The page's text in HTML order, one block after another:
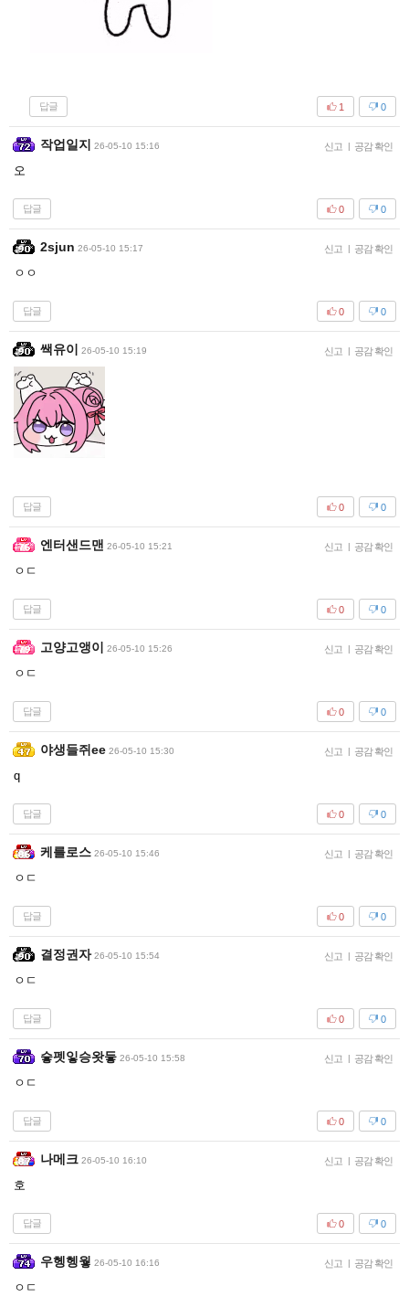
답글 0
1
작업일지 26-05-10 15:16 신고 | 공감 확인
오
답글 0
0
2sjun 26-05-10 15:17 신고 | 공감 확인
ㅇㅇ
답글 0
0
쌕유이 26-05-10 15:19 신고 | 공감 확인
답글 0
0
엔터샌드맨 26-05-10 15:21 신고 | 공감 확인
ㅇㄷ
답글 0
0
고양고앵이 26-05-10 15:26 신고 | 공감 확인
ㅇㄷ
답글 0
0
야생들쥐ee 26-05-10 15:30 신고 | 공감 확인
q
답글 0
0
케를로스 26-05-10 15:46 신고 | 공감 확인
ㅇㄷ
답글 0
0
결정권자 26-05-10 15:54 신고 | 공감 확인
ㅇㄷ
답글 0
0
슿펫잏승왓듷 26-05-10 15:58 신고 | 공감 확인
ㅇㄷ
답글 0
0
나메크 26-05-10 16:10 신고 | 공감 확인
호
답글 0
0
우헹헹웧 26-05-10 16:16 신고 | 공감 확인
ㅇㄷ